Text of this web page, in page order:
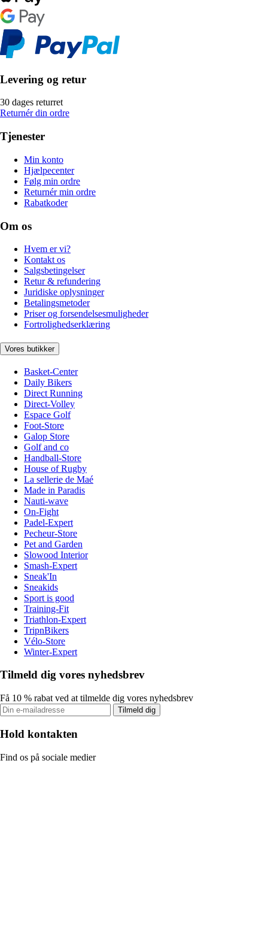
Levering og retur
30 dages returret
Returnér din ordre
Tjenester
Min konto
Hjælpecenter
Følg min ordre
Returnér min ordre
Rabatkoder
Om os
Hvem er vi?
Kontakt os
Salgsbetingelser
Retur & refundering
Juridiske oplysninger
Betalingsmetoder
Priser og forsendelsesmuligheder
Fortrolighedserklæring
Vores butikker
Basket-Center
Daily Bikers
Direct Running
Direct-Volley
Espace Golf
Foot-Store
Galop Store
Golf and co
Handball-Store
House of Rugby
La sellerie de Maé
Made in Paradis
Nauti-wave
On-Fight
Padel-Expert
Pecheur-Store
Pet and Garden
Slowood Interior
Smash-Expert
Sneak'In
Sneakids
Sport is good
Training-Fit
Triathlon-Expert
TripnBikers
Vélo-Store
Winter-Expert
Tilmeld dig vores nyhedsbrev
Få 10 % rabat ved at tilmelde dig vores nyhedsbrev
Tilmeld dig
Hold kontakten
Find os på sociale medier